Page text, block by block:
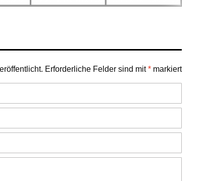
Erforderliche Felder sind mit* markiert